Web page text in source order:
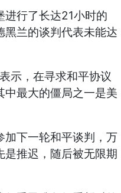
进行了长达21小时的
黑兰的谈判代表未能达
表示，在寻求和平协议
中最大的僵局之一是美
加下一轮和平谈判，万
推迟，随后被无限期